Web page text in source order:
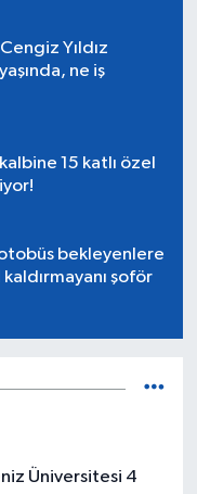
Yıldız
ne iş
15 katlı özel
bekleyenlere
şoför